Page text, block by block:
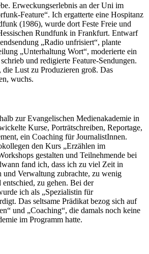
Erweckungserlebnis an der Uni im
Feature“. Ich ergatterte eine Hospitanz
(1986), wurde dort Feste Freie und
Rundfunk in Frankfurt. Entwarf
„Radio unfrisiert“, plante
„Unterhaltung Wort“, moderierte ein
und redigierte Feature-Sendungen.
Lust zu Produzieren groß. Das
wuchs.
zur Evangelischen Medienakademie in
Kurse, Porträtschreiben, Reportage,
ein Coaching für JournalistInnen.
den Kurs „Erzählen im
gestalten und Teilnehmende bei
fand ich, dass ich zu viel Zeit in
und Verwaltung zubrachte, zu wenig
zu gehen. Bei der
ich als „Spezialistin für
Das seltsame Prädikat bezog sich auf
und „Coaching“, die damals noch keine
im Programm hatte.